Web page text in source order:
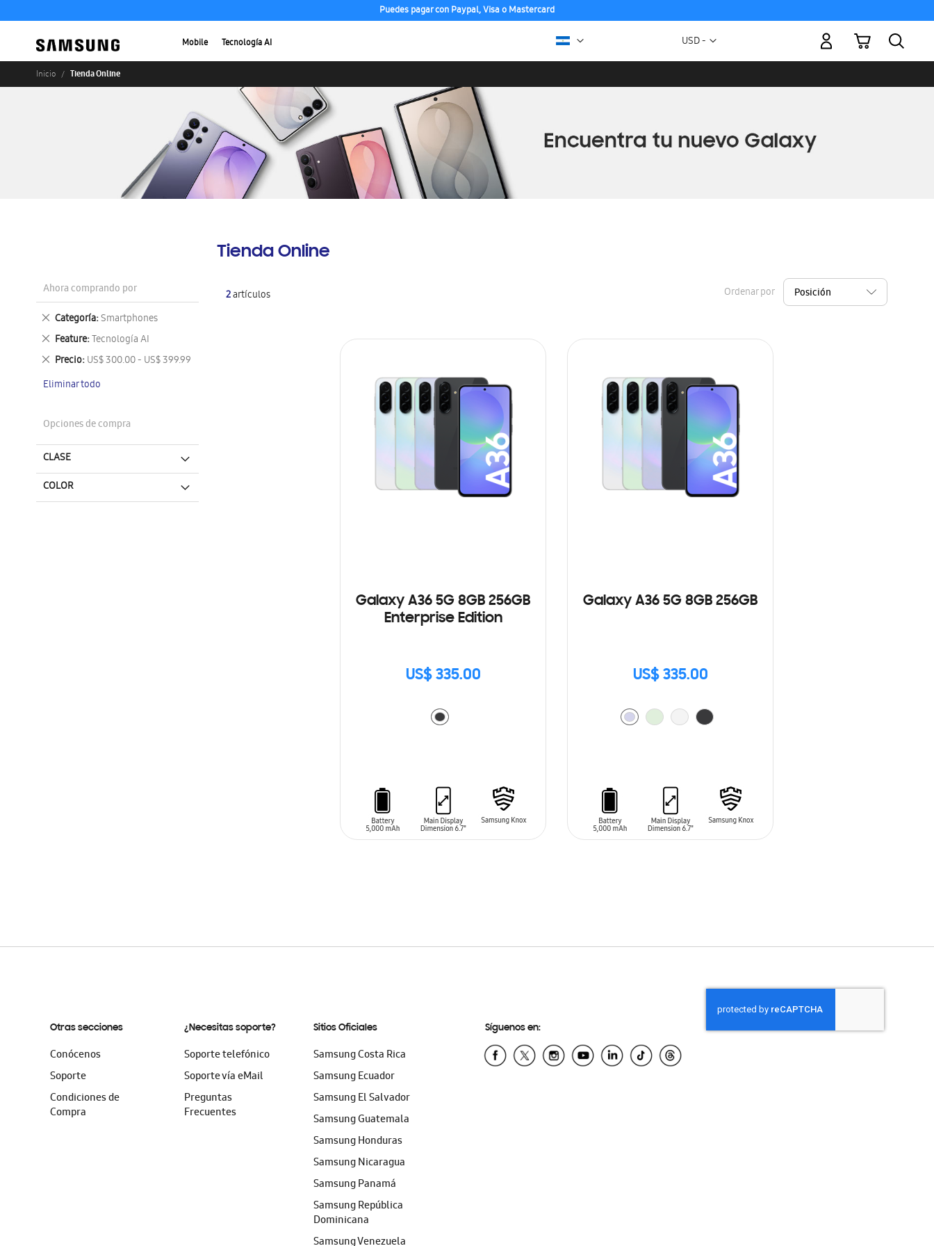
Puedes pagar con Paypal, Visa o Mastercard
Mobile Tecnología AI Moneda
USD -
Mi carrito
Inicio Tienda Online
Tienda Online
2artículos Ordenar por
Galaxy A36 5G 8GB 256GB
Enterprise Edition
US$ 335.00
Galaxy A36 5G 8GB 256GB
US$ 335.00
Ahora comprando por
Categoría Smartphones
Eliminar
este
artículo
Feature Tecnología AI
Eliminar
este
artículo
Precio US$ 300.00 - US$ 399.99
Eliminar
artículo
Eliminar todo
Opciones de compra
CLASE
COLOR
Otras secciones
Conócenos
Soporte
Condiciones de
Compra
¿Necesitas soporte?
Soporte telefónico
Soporte vía eMail
Preguntas
Frecuentes
Sitios Oficiales
Samsung Costa Rica
Samsung Ecuador
Samsung El Salvador
Samsung Guatemala
Samsung Honduras
Samsung Nicaragua
Samsung Panamá
Samsung República
Dominicana
Samsung Venezuela
Síguenos en: